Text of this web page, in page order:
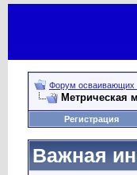
Форум
Метрическая
Регистрация
Важная